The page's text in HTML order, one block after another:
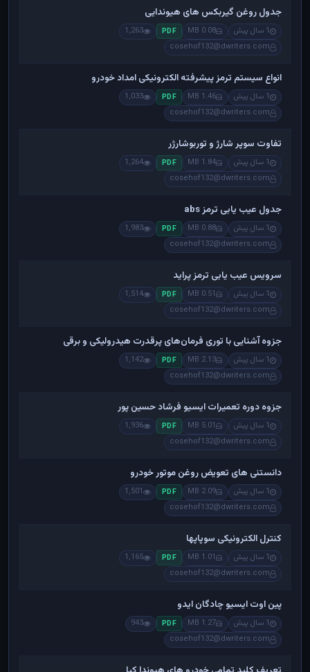
جدول روغن گیربکس های هیوندایی
1 سال پیش 0.08 MB
PDF
1,263
cosehof132@dwriters.com
انواع سیستم ترمز پیشرفته الکترونیکی امداد خودرو
1 سال پیش 1.46 MB
PDF
1,033
cosehof132@dwriters.com
تفاوت سوپر شارژ و توربوشارژر
1 سال پیش 1.84 MB
PDF
1,264
cosehof132@dwriters.com
جدول عیب یابی ترمز abs
1 سال پیش 0.88 MB
PDF
1,983
cosehof132@dwriters.com
سرویس عیب یابی ترمز پراید
1 سال پیش 0.51 MB
PDF
1,514
cosehof132@dwriters.com
جزوه آشنایی با توری فرمان‌های پرقدرت هیدرولیکی و برقی
1 سال پیش 2.13 MB
PDF
1,142
cosehof132@dwriters.com
جزوه دوره تعمیرات ایسیو فرشاد حسین پور
1 سال پیش 5.01 MB
PDF
1,936
cosehof132@dwriters.com
دانستنی های تعویض روغن موتور خودرو
1 سال پیش 2.09 MB
PDF
1,501
cosehof132@dwriters.com
کنترل الکترونیکی سوپاپها
1 سال پیش 1.01 MB
PDF
1,165
cosehof132@dwriters.com
پین اوت ایسیو چادگان ایدو
1 سال پیش 1.27 MB
PDF
943
cosehof132@dwriters.com